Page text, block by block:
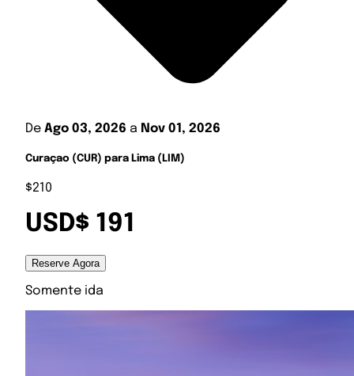
De Ago 03, 2026 a Nov 01, 2026
Curaçao (CUR) para Lima (LIM)
$210
USD$ 191
Reserve Agora
Somente ida